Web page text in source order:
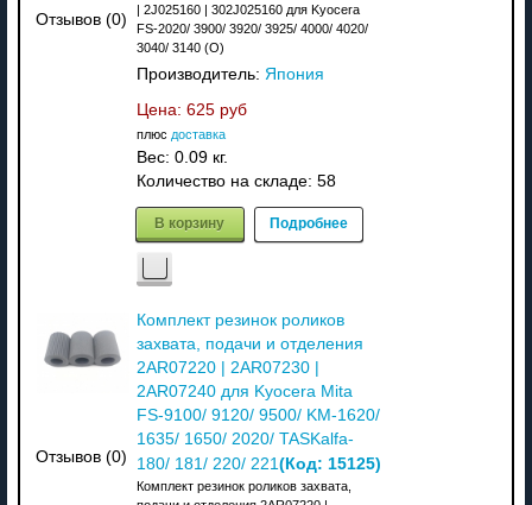
Отзывов (0)
| 2J025160 | 302J025160 для Kyocera
FS-2020/ 3900/ 3920/ 3925/ 4000/ 4020/
3040/ 3140 (О)
Производитель: Япония
Цена: 625 руб
плюс доставка
Вес: 0.09 кг.
Количество на складе: 58
В корзину Подробнее
Отзывов (0)
Комплект резинок роликов
захвата, подачи и отделения
2AR07220 | 2AR07230 |
2AR07240 для Kyocera Mita
FS-9100/ 9120/ 9500/ KM-1620/
1635/ 1650/ 2020/ TASKalfa-
180/ 181/ 220/ 221 (Код: 15125)
Комплект резинок роликов захвата,